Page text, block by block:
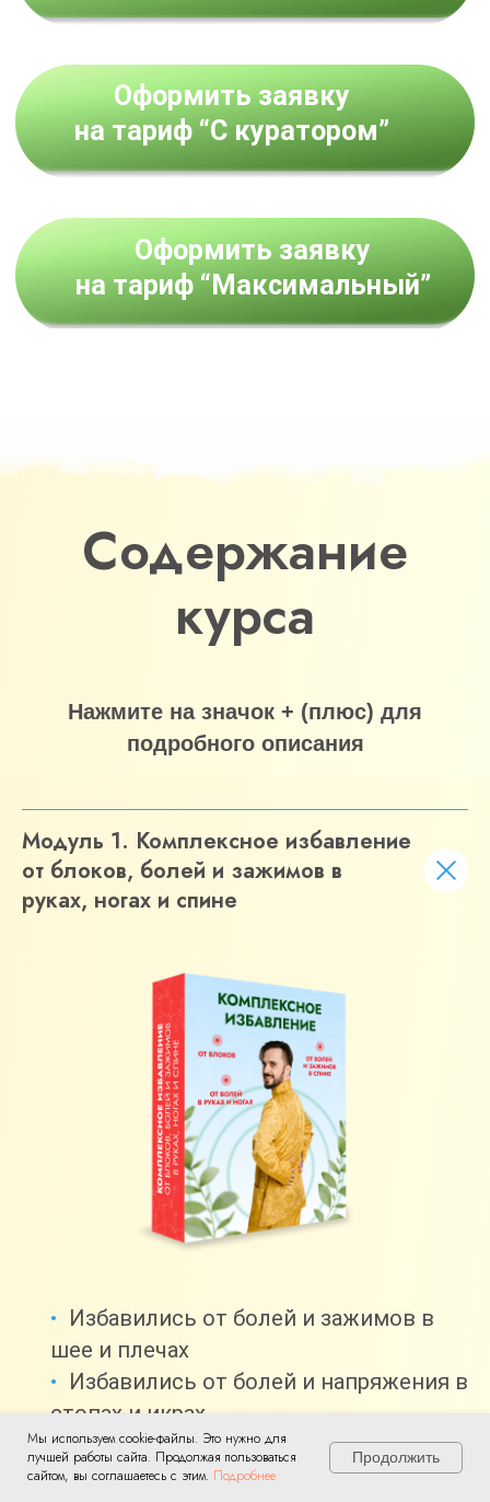
Содержание
курса
Нажмите на значок + (плюс) для
подробного описания
Модуль 1. Комплексное избавление
от блоков, болей и зажимов в
руках, ногах и спине
Избавились от болей и зажимов в
шее и плечах
Избавились от болей и напряжения в
стопах и икрах
Убрали тянущие боли в коленях
Избавились от болей в пояснице и
Мы используем cookie-файлы. Это нужно для
лучшей работы сайта. Продолжая пользоваться
сайтом, вы соглашаетесь с этим. Подробнее
Продолжить